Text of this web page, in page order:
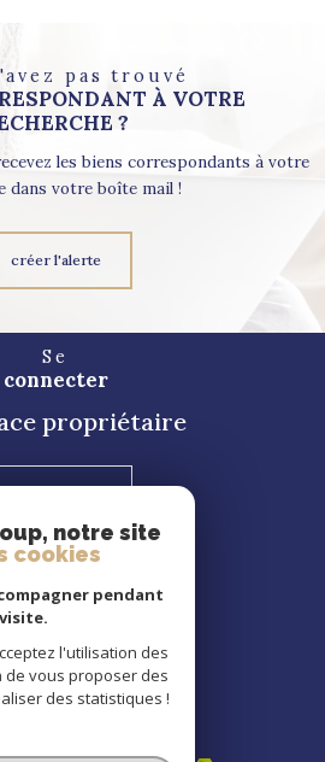
pas trouvé
À VOTRE
?
les biens correspondants à votre
dans votre boîte mail !
créer l'alerte
Se
connecter
propriétaire
suivre
Nous
notre site
cookies
pendant
l'utilisation des
de vous proposer des
des statistiques !